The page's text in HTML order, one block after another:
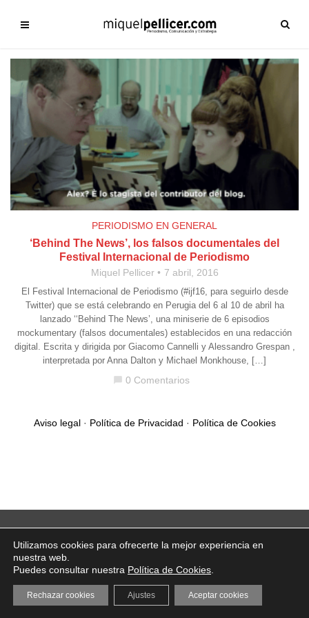
PERIODISMO EN GENERAL
‘Behind The News’, los falsos documentales del
Festival Internacional de Periodismo
Miquel Pellicer 7 abril, 2016
El Festival Internacional de Periodismo (#ijf16, para seguirlo desde
Twitter) que se está celebrando en Perugia del 6 al 10 de abril ha
lanzado ‘‘Behind The News’, una miniserie de 6 episodios
mockumentary (falsos documentales) establecidos en una redacción
digital. Escrita y dirigida por Giacomo Cannelli y Alessandro Grespan ,
interpretada por Anna Dalton y Michael Monkhouse, […]
chat_bubble 0 Comentarios
Aviso legal· Política de Privacidad · Política de Cookies
Utilizamos cookies para ofrecerte la mejor experiencia en
nuestra web.
Puedes consultar nuestra Política de Cookies
Aceptar cookies
Rechazar cookies Ajustes